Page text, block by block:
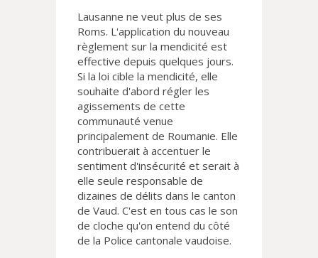
Lausanne ne veut plus de ses
Roms. L'application du nouveau
règlement sur la mendicité est
effective depuis quelques jours.
Si la loi cible la mendicité, elle
souhaite d'abord régler les
agissements de cette
communauté venue
principalement de Roumanie. Elle
contribuerait à accentuer le
sentiment d'insécurité et serait à
elle seule responsable de
dizaines de délits dans le canton
de Vaud. C'est en tous cas le son
de cloche qu'on entend du côté
de la Police cantonale vaudoise.